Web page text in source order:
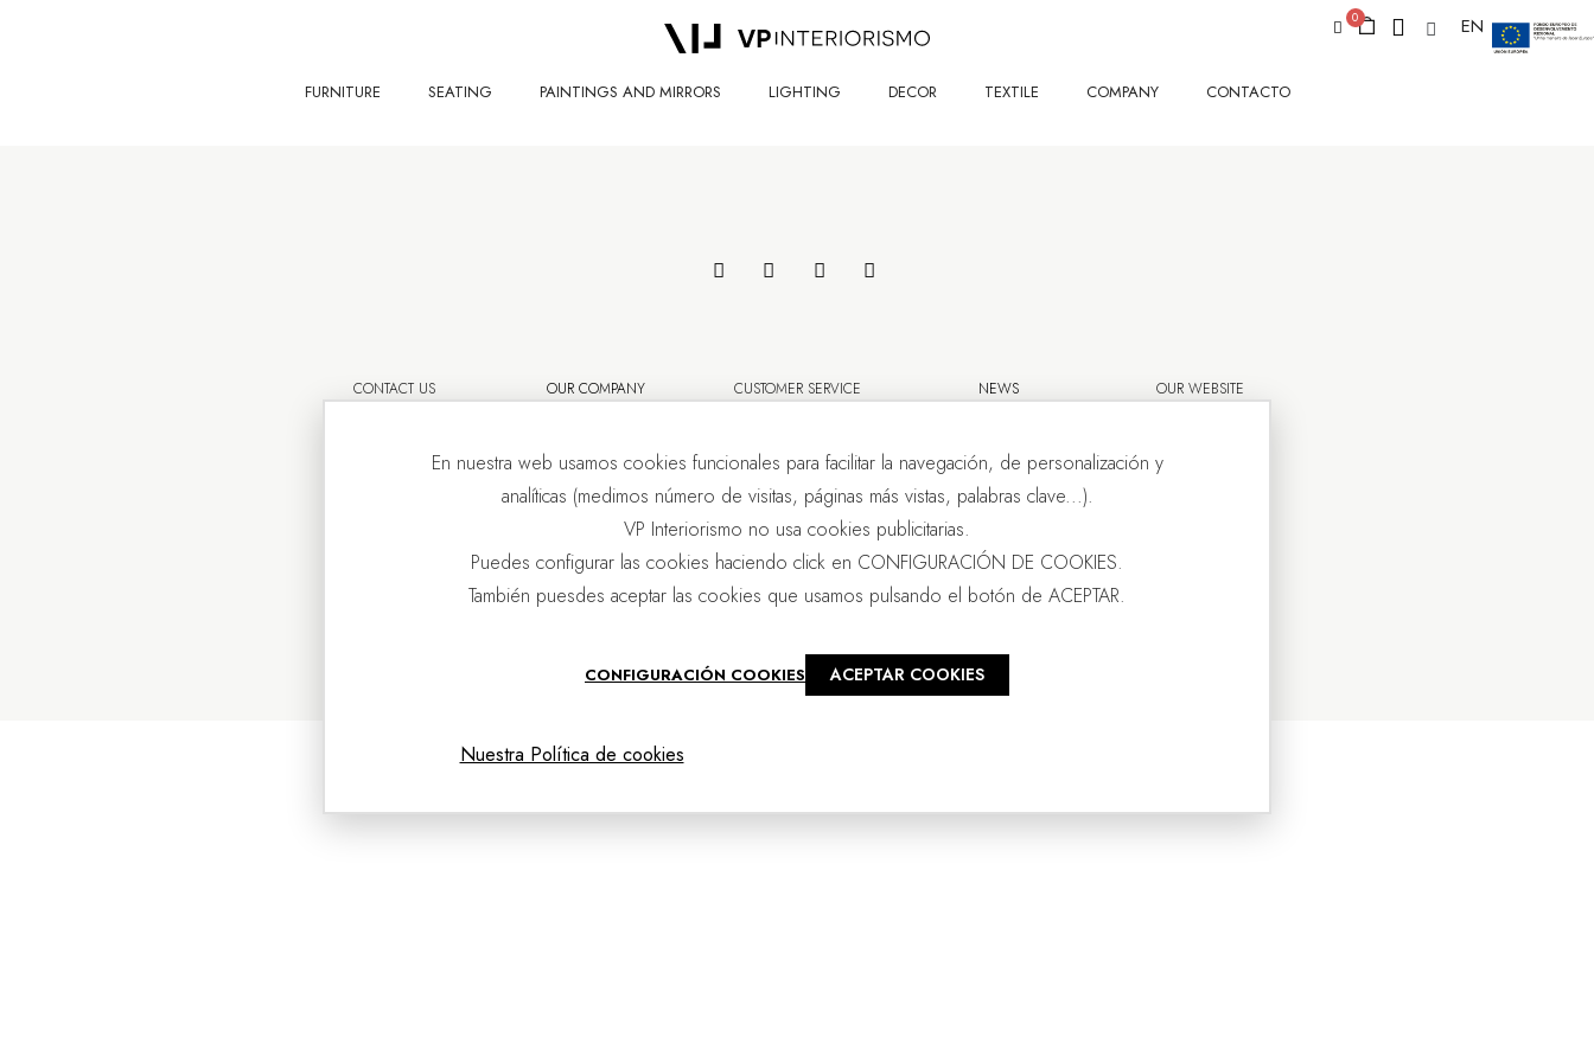
EN
FURNITURE SEATING PAINTINGS AND MIRRORS LIGHTING DECOR TEXTILE COMPANY CONTACTO
CONTACT US OUR COMPANY CUSTOMER SERVICE NEWS OUR WEBSITE
En nuestra web usamos cookies funcionales para facilitar la navegación, de personalización y
analíticas (medimos número de visitas, páginas más vistas, palabras clave...).
VP Interiorismo no usa cookies publicitarias.
Puedes configurar las cookies haciendo click en CONFIGURACIÓN DE COOKIES.
También puesdes aceptar las cookies que usamos pulsando el botón de ACEPTAR.
CONFIGURACIÓN COOKIES ACEPTAR COOKIES
Nuestra Política de cookies